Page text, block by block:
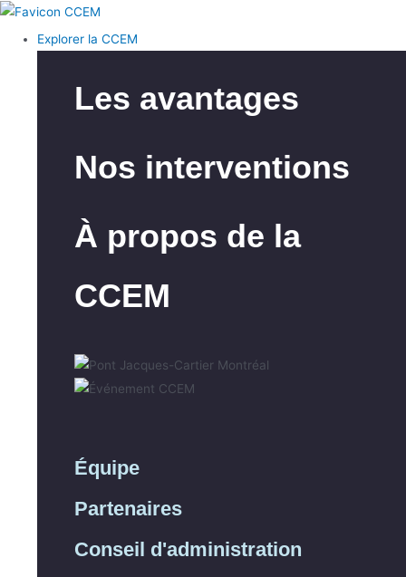
Explorer la CCEM
Les avantages
Nos interventions
À propos de la
CCEM
Équipe
Partenaires
Conseil d'administration